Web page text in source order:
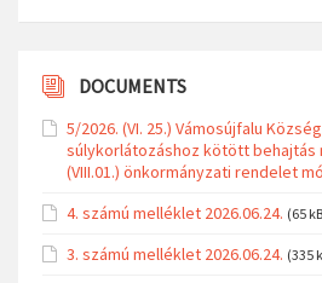
DOCUMENTS
5/2026. (VI. 25.) Vámosújfalu
súlykorlátozáshoz kötött behajtás
(VIII.01.) önkormányzati rendelet
4. számú melléklet 2026.06.24. (65
3. számú melléklet 2026.06.24. (335